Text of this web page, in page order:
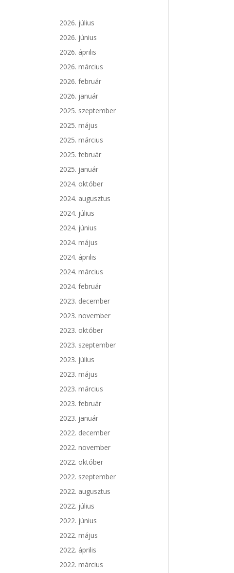
2026. július
2026. június
2026. április
2026. március
2026. február
2026. január
2025. szeptember
2025. május
2025. március
2025. február
2025. január
2024. október
2024. augusztus
2024. július
2024. június
2024. május
2024. április
2024. március
2024. február
2023. december
2023. november
2023. október
2023. szeptember
2023. július
2023. május
2023. március
2023. február
2023. január
2022. december
2022. november
2022. október
2022. szeptember
2022. augusztus
2022. július
2022. június
2022. május
2022. április
2022. március